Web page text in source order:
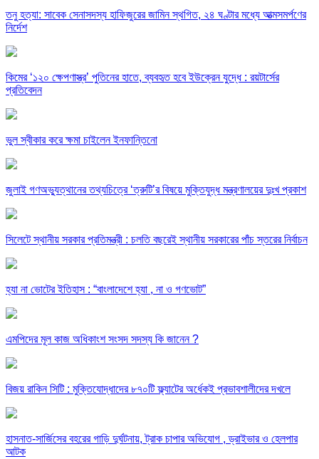
তনু হত্যা: সাবেক সেনাসদস্য হাফিজুরের জামিন স্থগিত, ২৪ ঘণ্টার মধ্যে আত্মসমর্পণের
নির্দেশ
কিমের ‘১২০ ক্ষেপণাস্ত্র’ পুতিনের হাতে, ব্যবহৃত হবে ইউক্রেন যুদ্ধে : রয়টার্সের
প্রতিবেদন
ভুল স্বীকার করে ক্ষমা চাইলেন ইনফান্তিনো
জুলাই গণঅভ্যুত্থানের তথ্যচিত্রে ‘ত্রুটি’র বিষয়ে মুক্তিযুদ্ধ মন্ত্রণালয়ের দুঃখ প্রকাশ
সিলেটে স্থানীয় সরকার প্রতিমন্ত্রী : চলতি বছরেই স্থানীয় সরকারের পাঁচ স্তরের নির্বাচন
হ্যা না ভোটের ইতিহাস : “বাংলাদেশে হ্যা , না ও গণভোট”
এমপিদের মূল কাজ অধিকাংশ সংসদ সদস্য কি জানেন ?
বিজয় রাকিন সিটি : মুক্তিযোদ্ধাদের ৮৭০টি ফ্ল্যাটের অর্ধেকই প্রভাবশালীদের দখলে
হাসনাত-সার্জিসের বহরের গাড়ি দুর্ঘটনায়, ট্রাক চাপার অভিযোগ , ড্রাইভার ও হেলপার
আটক